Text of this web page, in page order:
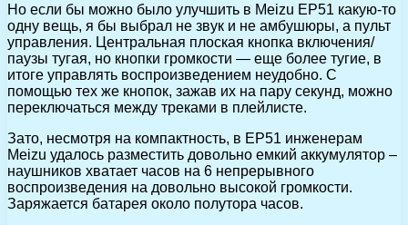
Но если бы можно было улучшить в Meizu EP51 какую-то
одну вещь, я бы выбрал не звук и не амбушюры, а пульт
управления. Центральная плоская кнопка включения/
паузы тугая, но кнопки громкости — еще более тугие, в
итоге управлять воспроизведением неудобно. С
помощью тех же кнопок, зажав их на пару секунд, можно
переключаться между треками в плейлисте.
Зато, несмотря на компактность, в EP51 инженерам
Meizu удалось разместить довольно емкий аккумулятор –
наушников хватает часов на 6 непрерывного
воспроизведения на довольно высокой громкости.
Заряжается батарея около полутора часов.